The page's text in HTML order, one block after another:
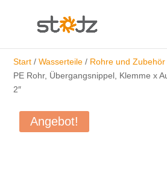
Start /Wasserteile / Rohre und Zubehör
PE Rohr, Übergangsnippel, Klemme x
2″
Angebot!